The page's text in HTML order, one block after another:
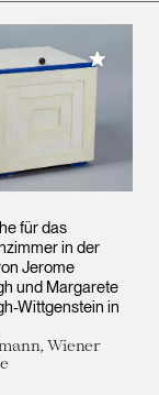
für das
in der
Jerome
und Margarete
Wittgenstein in
Wiener
Meiner